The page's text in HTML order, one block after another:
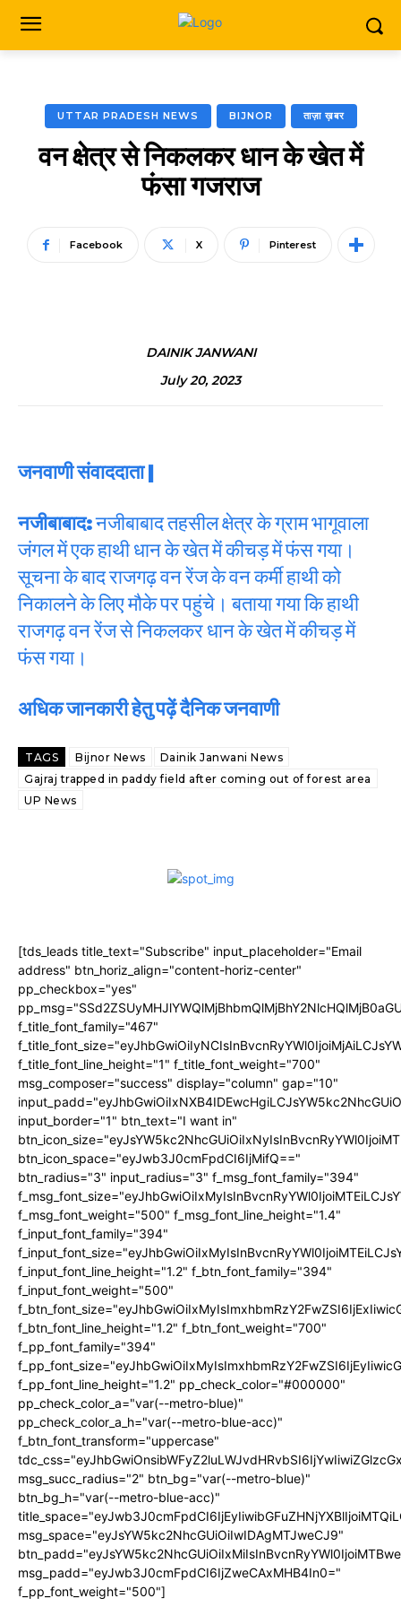
UTTAR PRADESH NEWS BIJNOR ताज़ा ख़बर
वन क्षेत्र से निकलकर धान के खेत में
फंसा गजराज
Facebook X Pinterest
DAINIK JANWANI
July 20, 2023
जनवाणी संवाददाता |
नजीबाबाद:नजीबाबाद तहसील क्षेत्र के ग्राम भागूवाला
जंगल में एक हाथी धान के खेत में कीचड़ में फंस गया।
सूचना के बाद राजगढ़ वन रेंज के वन कर्मी हाथी को
निकालने के लिए मौके पर पहुंचे। बताया गया कि हाथी
राजगढ़ वन रेंज से निकलकर धान के खेत में कीचड़ में
फंस गया।
अधिक जानकारी हेतु पढ़ें दैनिक जनवाणी
TAGS Bijnor News
Dainik Janwani News
Gajraj trapped in paddy field after coming out of forest area
UP News
[tds_leads title_text="Subscribe" input_placeholder="Email
address" btn_horiz_align="content-horiz-center"
pp_checkbox="yes"
f_title_font_family="467"
f_title_font_line_height="1" f_title_font_weight="700"
msg_composer="success" display="column" gap="10"
input_border="1" btn_text="I want in"
btn_icon_space="eyJwb3J0cmFpdCI6IjMifQ=="
btn_radius="3" input_radius="3" f_msg_font_family="394"
f_msg_font_weight="500" f_msg_font_line_height="1.4"
f_input_font_family="394"
f_input_font_line_height="1.2" f_btn_font_family="394"
f_input_font_weight="500"
f_btn_font_line_height="1.2" f_btn_font_weight="700"
f_pp_font_family="394"
f_pp_font_line_height="1.2" pp_check_color="#000000"
pp_check_color_a="var(--metro-blue)"
pp_check_color_a_h="var(--metro-blue-acc)"
f_btn_font_transform="uppercase"
msg_succ_radius="2" btn_bg="var(--metro-blue)"
btn_bg_h="var(--metro-blue-acc)"
msg_space="eyJsYW5kc2NhcGUiOiIwIDAgMTJweCJ9"
msg_padd="eyJwb3J0cmFpdCI6IjZweCAxMHB4In0="
f_pp_font_weight="500"]